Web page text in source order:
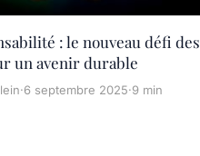
: le nouveau défi des
un avenir durable
·6 septembre 2025·9 min